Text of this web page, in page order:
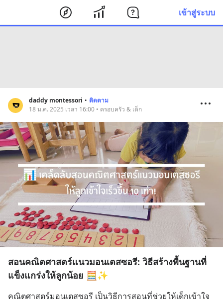
เข้าสู่ระบบ
daddy montessori • ติดตาม
18 ม.ค. 2025 เวลา 16:00 • ครอบครัว & เด็ก
สอนคณิตศาสตร์แนวมอนเตสซอรี: วิธีสร้างพื้นฐานที่
แข็งแกร่งให้ลูกน้อย 🧮✨
คณิตศาสตร์มอนเตสซอรี เป็นวิธีการสอนที่ช่วยให้เด็กเข้าใจ